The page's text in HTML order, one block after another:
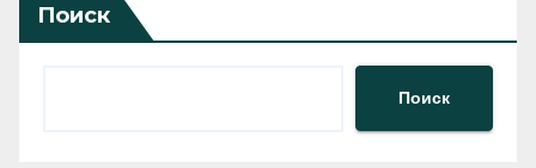
Поиск
Поиск